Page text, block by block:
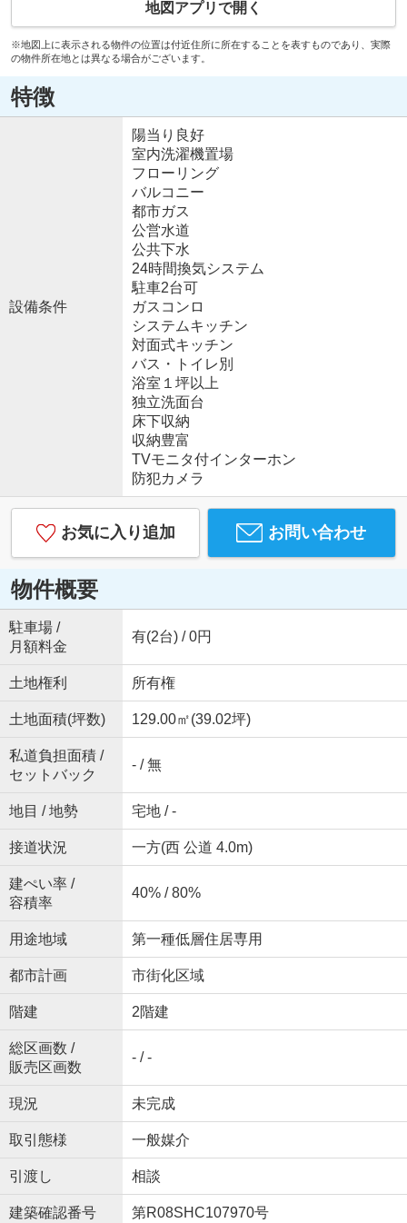
地図アプリで開く
※地図上に表示される物件の位置は付近住所に所在することを表すものであり、実際
の物件所在地とは異なる場合がございます。
特徴
設備条件
陽当り良好
室内洗濯機置場
フローリング
バルコニー
都市ガス
公営水道
公共下水
24時間換気システム
駐車2台可
ガスコンロ
システムキッチン
対面式キッチン
バス・トイレ別
浴室１坪以上
独立洗面台
床下収納
収納豊富
TVモニタ付インターホン
防犯カメラ
お気に入り追加 お問い合わせ
物件概要
駐車場 /
月額料金
有(2台) / 0円
土地権利 所有権
土地面積(坪数) 129.00㎡(39.02坪)
私道負担面積 /
セットバック
- / 無
地目 / 地勢 宅地 / -
接道状況 一方(西 公道 4.0m)
建ぺい率 /
容積率
40% / 80%
用途地域 第一種低層住居専用
都市計画 市街化区域
階建 2階建
総区画数 /
販売区画数
- / -
現況 未完成
取引態様 一般媒介
引渡し 相談
建築確認番号 第R08SHC107970号